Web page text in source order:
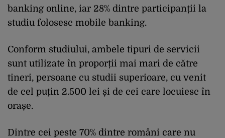
banking online, iar 28% dintre participanții la
studiu folosesc mobile banking.
Conform studiului, ambele tipuri de servicii
sunt utilizate în proporții mai mari de către
tineri, persoane cu studii superioare, cu venit
de cel puțin 2.500 lei și de cei care locuiesc în
orașe.
Dintre cei peste 70% dintre români care nu